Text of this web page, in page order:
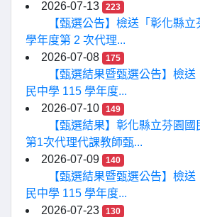
2026-07-13
223
【甄選公告】檢送「彰化縣
學年度第 2 次代理...
2026-07-08
175
【甄選結果暨甄選公告】檢
民中學 115 學年度...
2026-07-10
149
【甄選結果】彰化縣立芬園
第1次代理代課教師甄...
2026-07-09
140
【甄選結果暨甄選公告】檢
民中學 115 學年度...
2026-07-23
130